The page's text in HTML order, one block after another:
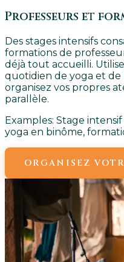
Professeurs et
Des stages intensifs
formations de
déjà tout accueilli.
quotidien de yoga et de
organisez vos propres
parallèle.
Examples: Stage
yoga en binôme,
ORGANISEZ